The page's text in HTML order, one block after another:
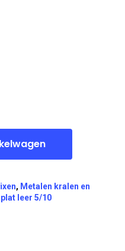
, Metalen kralen en
leer 5/10